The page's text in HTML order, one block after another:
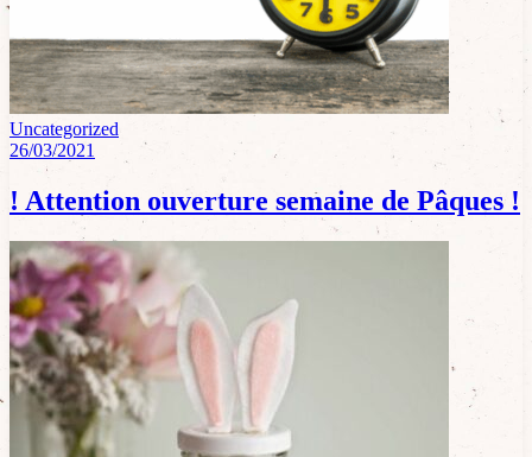
Uncategorized
26/03/2021
! Attention ouverture semaine de Pâques !